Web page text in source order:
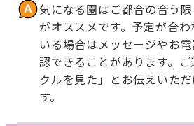
気になる園はご都合の合う
がオススメです。予定が合
いる場合はメッセージやお
認できることがあります。
クルを見た」とお伝えいた
す。